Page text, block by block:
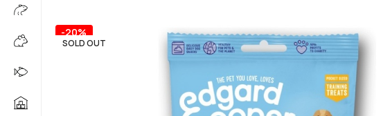
SOLD OUT
-20%